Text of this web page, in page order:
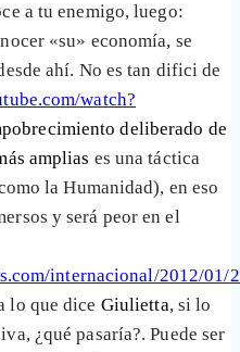
a tu enemigo, luego:
«su» economía, se
ahí. No es tan difici de
watch?
deliberado de
amplias es una táctica
la Humanidad), en eso
y será peor en el
internacional/2012/01/
lo que dice Giulietta, si lo
¿qué pasaría?. Puede ser